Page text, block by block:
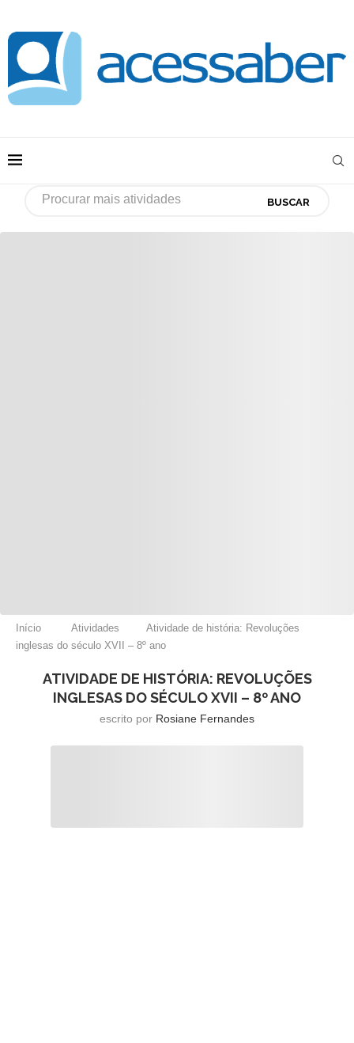
BUSCAR
Início Atividades
Atividade de história: Revoluções
inglesas do século XVII – 8º ano
ATIVIDADE DE HISTÓRIA: REVOLUÇÕES
INGLESAS DO SÉCULO XVII – 8º ANO
escrito por Rosiane Fernandes